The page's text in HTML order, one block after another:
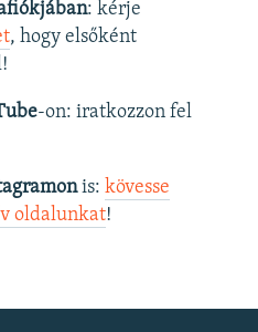
: kérje
, hogy elsőként
-on: iratkozzon fel
is: kövesse
oldalunkat! ​